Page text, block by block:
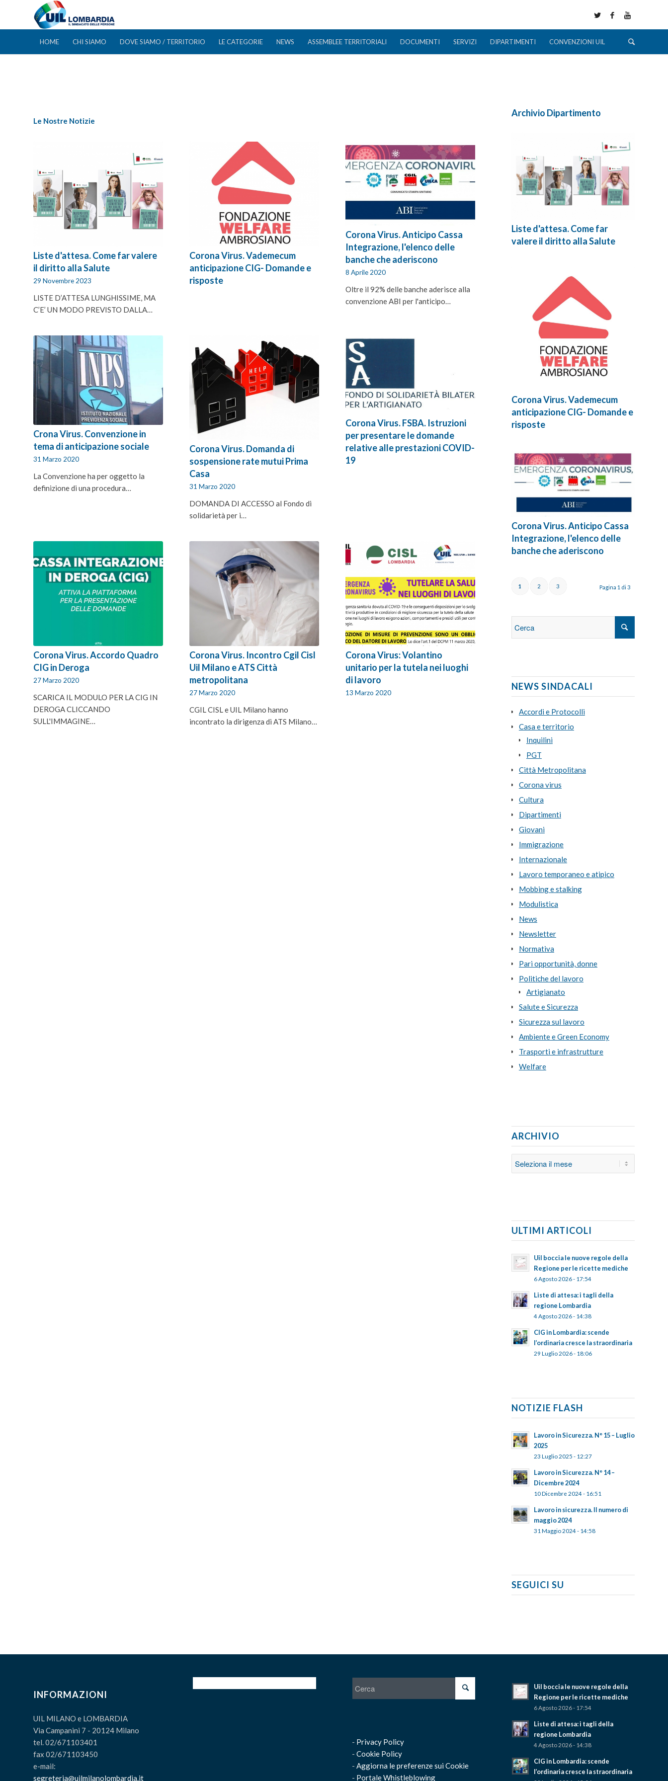
HOME CHI SIAMO DOVE SIAMO / TERRITORIO LE CATEGORIE NEWS ASSEMBLEE TERRITORIALI DOCUMENTI SERVIZI DIPARTIMENTI CONVENZIONI UIL
Le Nostre Notizie
Liste d'attesa. Come far valere
il diritto alla Salute
29 Novembre 2023
LISTE D’ATTESA LUNGHISSIME, MA
C’E’ UN MODO PREVISTO DALLA…
Corona Virus. Vademecum
anticipazione CIG- Domande e
risposte
Corona Virus. Anticipo Cassa
Integrazione, l'elenco delle
banche che aderiscono
8 Aprile 2020
Oltre il 92% delle banche aderisce alla
convenzione ABI per l'anticipo…
Crona Virus. Convenzione in
tema di anticipazione sociale
31 Marzo 2020
La Convenzione ha per oggetto la
definizione di una procedura…
Corona Virus. Domanda di
sospensione rate mutui Prima
Casa
31 Marzo 2020
DOMANDA DI ACCESSO al Fondo di
solidarietà per i…
Corona Virus. FSBA. Istruzioni
per presentare le domande
relative alle prestazioni COVID-
19
Corona Virus. Accordo Quadro
CIG in Deroga
27 Marzo 2020
SCARICA IL MODULO PER LA CIG IN
DEROGA CLICCANDO
SULL'IMMAGINE…
Corona Virus. Incontro Cgil Cisl
Uil Milano e ATS Città
metropolitana
27 Marzo 2020
CGIL CISL e UIL Milano hanno
incontrato la dirigenza di ATS Milano…
Corona Virus: Volantino
unitario per la tutela nei luoghi
di lavoro
13 Marzo 2020
Archivio Dipartimento
Liste d'attesa. Come far
valere il diritto alla Salute
Corona Virus. Vademecum
anticipazione CIG- Domande e
risposte
Corona Virus. Anticipo Cassa
Integrazione, l'elenco delle
banche che aderiscono
Pagina 1 di 3
1 2 3
NEWS SINDACALI
Accordi e Protocolli
Casa e territorio
Inquilini
PGT
Città Metropolitana
Corona virus
Cultura
Dipartimenti
Giovani
Immigrazione
Internazionale
Lavoro temporaneo e atipico
Mobbing e stalking
Modulistica
News
Newsletter
Normativa
Pari opportunità, donne
Politiche del lavoro
Artigianato
Salute e Sicurezza
Sicurezza sul lavoro
Ambiente e Green Economy
Trasporti e infrastrutture
Welfare
ARCHIVIO
ULTIMI ARTICOLI
Uil boccia le nuove regole della
Regione per le ricette mediche
6 Agosto 2026 - 17:54
Liste di attesa: i tagli della
regione Lombardia
4 Agosto 2026 - 14:38
CIG in Lombardia: scende
l’ordinaria cresce la straordinaria
29 Luglio 2026 - 18:06
NOTIZIE FLASH
Lavoro in Sicurezza. N° 15 – Luglio
2025
23 Luglio 2025 - 12:27
Lavoro in Sicurezza. N° 14 –
Dicembre 2024
10 Dicembre 2024 - 16:51
Lavoro in sicurezza. Il numero di
maggio 2024
31 Maggio 2024 - 14:58
SEGUICI SU
INFORMAZIONI
UIL MILANO e LOMBARDIA
Via Campanini 7 - 20124 Milano
tel. 02/671103401
fax 02/671103450
e-mail:
segreteria@uilmilanolombardia.it
- Privacy Policy
-Cookie Policy
-Aggiorna le preferenze sui Cookie
- Portale Whistleblowing
Uil boccia le nuove regole della
Regione per le ricette mediche
6 Agosto 2026 - 17:54
Liste di attesa: i tagli della
regione Lombardia
4 Agosto 2026 - 14:38
CIG in Lombardia: scende
l’ordinaria cresce la straordinaria